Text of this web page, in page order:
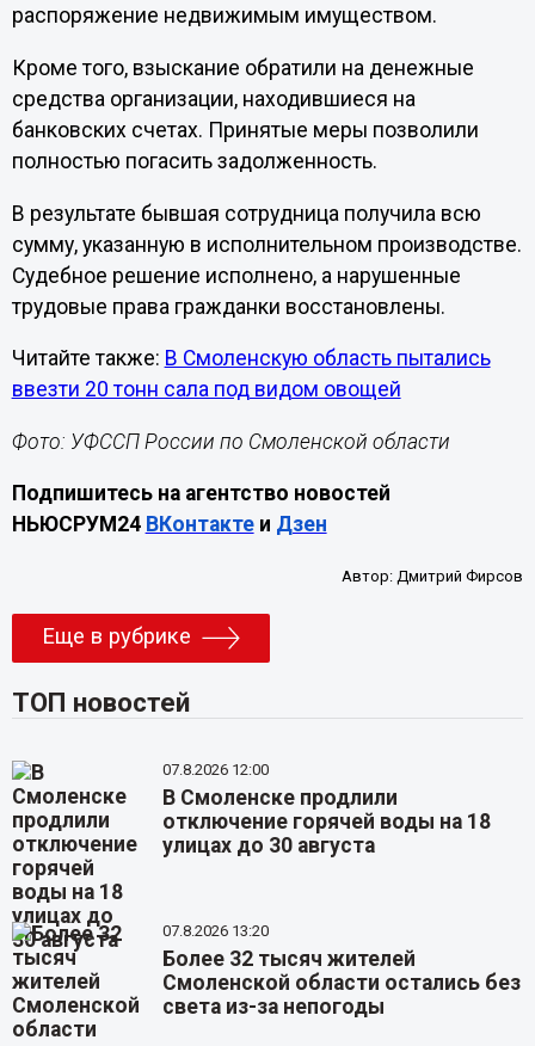
распоряжение недвижимым имуществом.
Кроме того, взыскание обратили на денежные
средства организации, находившиеся на
банковских счетах. Принятые меры позволили
полностью погасить задолженность.
В результате бывшая сотрудница получила всю
сумму, указанную в исполнительном производстве.
Судебное решение исполнено, а нарушенные
трудовые права гражданки восстановлены.
Читайте также: В Смоленскую область пытались
ввезти 20 тонн сала под видом овощей
Фото: УФССП России по Смоленской области
Подпишитесь на агентство новостей
НЬЮСРУМ24 ВКонтактеи Дзен
Автор: Дмитрий Фирсов
Еще в рубрике
ТОП новостей
07.8.2026 12:00
В Смоленске продлили
отключение горячей воды на 18
улицах до 30 августа
07.8.2026 13:20
Более 32 тысяч жителей
Смоленской области остались без
света из-за непогоды